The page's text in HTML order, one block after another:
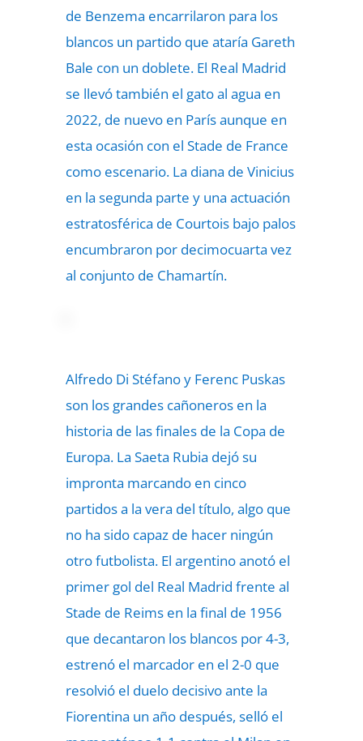
de Benzema encarrilaron para los
blancos un partido que ataría Gareth
Bale con un doblete. El Real Madrid
se llevó también el gato al agua en
2022, de nuevo en París aunque en
esta ocasión con el Stade de France
como escenario. La diana de Vinicius
en la segunda parte y una actuación
estratosférica de Courtois bajo palos
encumbraron por decimocuarta vez
al conjunto de Chamartín.
Alfredo Di Stéfano y Ferenc Puskas
son los grandes cañoneros en la
historia de las finales de la Copa de
Europa. La Saeta Rubia dejó su
impronta marcando en cinco
partidos a la vera del título, algo que
no ha sido capaz de hacer ningún
otro futbolista. El argentino anotó el
primer gol del Real Madrid frente al
Stade de Reims en la final de 1956
que decantaron los blancos por 4-3,
estrenó el marcador en el 2-0 que
resolvió el duelo decisivo ante la
Fiorentina un año después, selló el